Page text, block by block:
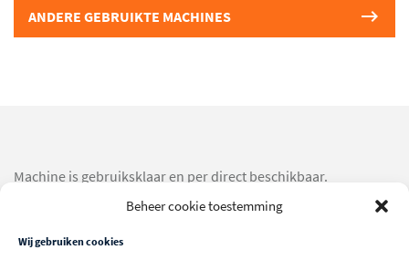
Beheer cookie toestemming
Wij gebruiken cookies
ANDERE GEBRUIKTE MACHINES
Machine is gebruiksklaar en per direct beschikbaar.
Technische specificaties